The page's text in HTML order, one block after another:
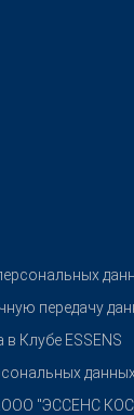
передачу
Клубе ESSENS
данных
OOO "ЭССЕНС